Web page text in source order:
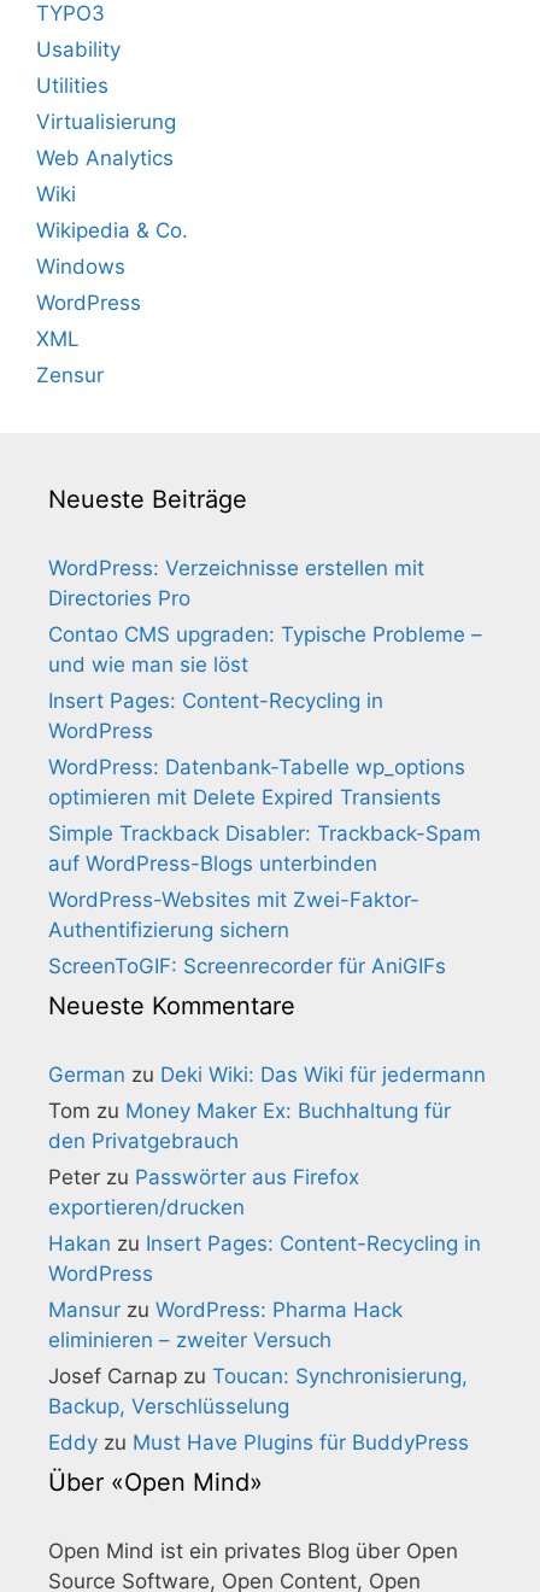
TYPO3
Usability
Utilities
Virtualisierung
Web Analytics
Wiki
Wikipedia & Co.
Windows
WordPress
XML
Zensur
Neueste Beiträge
WordPress: Verzeichnisse erstellen mit
Directories Pro
Contao CMS upgraden: Typische Probleme –
und wie man sie löst
Insert Pages: Content-Recycling in
WordPress
WordPress: Datenbank-Tabelle wp_options
optimieren mit Delete Expired Transients
Simple Trackback Disabler: Trackback-Spam
auf WordPress-Blogs unterbinden
WordPress-Websites mit Zwei-Faktor-
Authentifizierung sichern
ScreenToGIF: Screenrecorder für AniGIFs
Neueste Kommentare
German zu Deki Wiki: Das Wiki für jedermann
Tom zu Money Maker Ex: Buchhaltung für
den Privatgebrauch
Peter zu Passwörter aus Firefox
exportieren/drucken
Hakan zu Insert Pages: Content-Recycling in
WordPress
Mansur zu WordPress: Pharma Hack
eliminieren – zweiter Versuch
Josef Carnap zu Toucan: Synchronisierung,
Backup, Verschlüsselung
Eddy zu Must Have Plugins für BuddyPress
Über «Open Mind»
Open Mind ist ein privates Blog über Open
Source Software, Open Content, Open